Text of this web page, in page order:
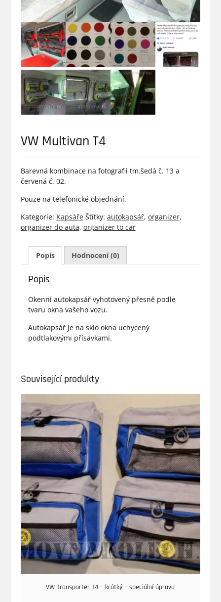
VW Multivan T4
Barevná kombinace na fotografii tm.šedá č. 13 a
červená č. 02.
Pouze na telefonické objednání.
Kategorie: Kapsáře Štítky: autokapsář, organizer,
organizer do auta, organizer to car
Popis Hodnocení (0)
Popis
Okenní autokapsář vyhotovený přesně podle
tvaru okna vašeho vozu.
Autokapsář je na sklo okna uchycený
podtlakovými přísavkami.
Související produkty
VW Transporter T4 – krátký – speciální úprava